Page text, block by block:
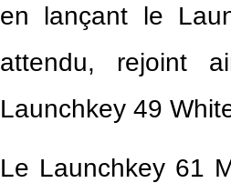
en lançant le
attendu, rejoint
Launchkey 49
Le Launchkey 61